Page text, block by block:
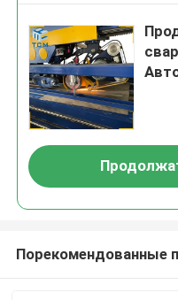
Порекомендованные